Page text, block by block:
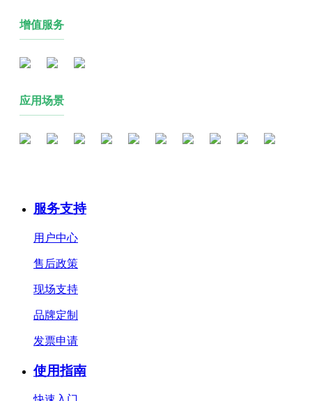
增值服务
应用场景
服务支持
用户中心
售后政策
现场支持
品牌定制
发票申请
使用指南